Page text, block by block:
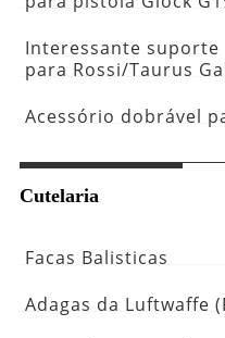
Interessante
para Rossi/Taurus
Acessório dobrável
Cutelaria
Facas Balisticas
Adagas da Luftwaffe